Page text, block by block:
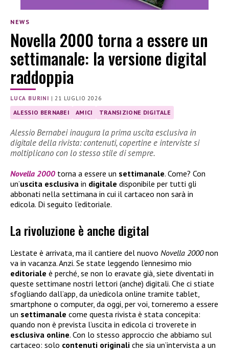
NEWS
Novella 2000 torna a essere un
settimanale: la versione digital
raddoppia
LUCA BURINI | 21 LUGLIO 2026
ALESSIO BERNABEI AMICI TRANSIZIONE DIGITALE
Alessio Bernabei inaugura la prima uscita esclusiva in
digitale della rivista: contenuti, copertine e interviste si
moltiplicano con lo stesso stile di sempre.
Novella 2000 torna a essere un settimanale. Come? Con
un’uscita esclusiva in digitale disponibile per tutti gli
abbonati nella settimana in cui il cartaceo non sarà in
edicola. Di seguito l’editoriale.
La rivoluzione è anche digital
L’estate è arrivata, ma il cantiere del nuovo Novella 2000non
va in vacanza. Anzi. Se state leggendo l’ennesimo mio
editoriale è perché, se non lo eravate già, siete diventati in
queste settimane nostri lettori (anche) digitali. Che ci stiate
sfogliando dall’app, da un’edicola online tramite tablet,
smartphone o computer, da oggi, per voi, torneremo a essere
un settimanale come questa rivista è stata concepita:
quando non è prevista l’uscita in edicola ci troverete in
esclusiva online. Con lo stesso approccio che abbiamo sul
cartaceo: solo contenuti originali che sia un’intervista a un